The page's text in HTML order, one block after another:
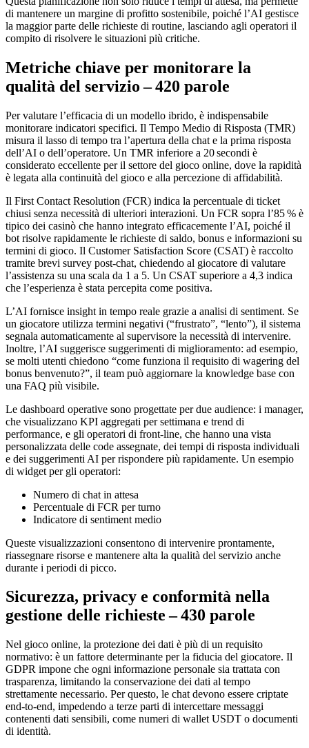
di mantenere un margine di profitto sostenibile, poiché l’AI gestisce
la maggior parte delle richieste di routine, lasciando agli operatori il
compito di risolvere le situazioni più critiche.
Metriche chiave per monitorare la
qualità del servizio – 420 parole
Per valutare l’efficacia di un modello ibrido, è indispensabile
monitorare indicatori specifici. Il Tempo Medio di Risposta (TMR)
misura il lasso di tempo tra l’apertura della chat e la prima risposta
dell’AI o dell’operatore. Un TMR inferiore a 20 secondi è
considerato eccellente per il settore del gioco online, dove la rapidità
è legata alla continuità del gioco e alla percezione di affidabilità.
Il First Contact Resolution (FCR) indica la percentuale di ticket
chiusi senza necessità di ulteriori interazioni. Un FCR sopra l’85 % è
tipico dei casinò che hanno integrato efficacemente l’AI, poiché il
bot risolve rapidamente le richieste di saldo, bonus e informazioni su
termini di gioco. Il Customer Satisfaction Score (CSAT) è raccolto
tramite brevi survey post‑chat, chiedendo al giocatore di valutare
l’assistenza su una scala da 1 a 5. Un CSAT superiore a 4,3 indica
che l’esperienza è stata percepita come positiva.
L’AI fornisce insight in tempo reale grazie a analisi di sentiment. Se
un giocatore utilizza termini negativi (“frustrato”, “lento”), il sistema
segnala automaticamente al supervisore la necessità di intervenire.
Inoltre, l’AI suggerisce suggerimenti di miglioramento: ad esempio,
se molti utenti chiedono “come funziona il requisito di wagering del
bonus benvenuto?”, il team può aggiornare la knowledge base con
una FAQ più visibile.
Le dashboard operative sono progettate per due audience: i manager,
che visualizzano KPI aggregati per settimana e trend di
performance, e gli operatori di front‑line, che hanno una vista
personalizzata delle code assegnate, dei tempi di risposta individuali
e dei suggerimenti AI per rispondere più rapidamente. Un esempio
di widget per gli operatori:
Numero di chat in attesa
Percentuale di FCR per turno
Indicatore di sentiment medio
Queste visualizzazioni consentono di intervenire prontamente,
riassegnare risorse e mantenere alta la qualità del servizio anche
durante i periodi di picco.
Sicurezza, privacy e conformità nella
gestione delle richieste – 430 parole
Nel gioco online, la protezione dei dati è più di un requisito
normativo: è un fattore determinante per la fiducia del giocatore. Il
GDPR impone che ogni informazione personale sia trattata con
trasparenza, limitando la conservazione dei dati al tempo
strettamente necessario. Per questo, le chat devono essere criptate
end‑to‑end, impedendo a terze parti di intercettare messaggi
contenenti dati sensibili, come numeri di wallet USDT o documenti
di identità.